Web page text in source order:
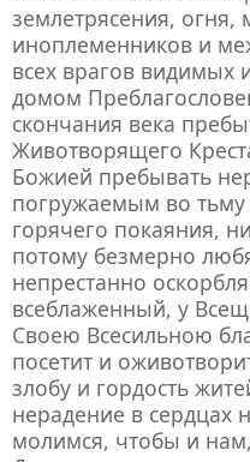
землетрясения, огня,
иноплеменников и
всех врагов видимых
домом
скончания века
Животворящего
Божией пребывать
погружаемым во
горячего покаяния,
потому безмерно
непрестанно
всеблаженный, у
Своею Всесильною
посетит и
злобу и гордость
нерадение в сердцах
молимся, чтобы и